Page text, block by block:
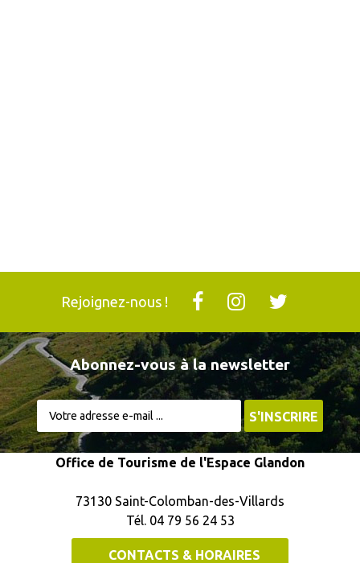
Rejoignez-nous !
Abonnez-vous à la newsletter
Office de Tourisme de l'Espace Glandon
73130 Saint-Colomban-des-Villards
Tél. 04 79 56 24 53
CONTACTS & HORAIRES